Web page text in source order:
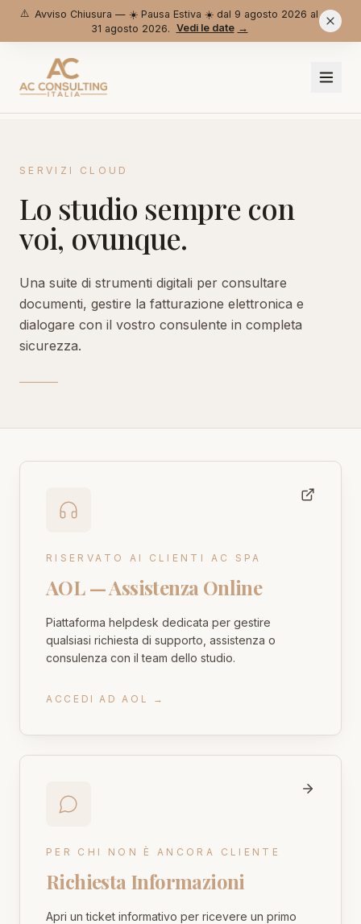
⚠️ Avviso Chiusura — ☀️ Pausa Estiva ☀️ dal 9 agosto 2026 al
31 agosto 2026. Vedi le date →
Tariffario
InfoAC
Stima imposte 2026
Documenti Necessari
Checklist e PDF promemoria
Controllo VIES UE in tempo reale
Aggiornamenti e novità
Guide
Documenti
Chi siamo
SERVIZI CLOUD
Lo studio sempre con
voi, ovunque.
Una suite di strumenti digitali per consultare
documenti, gestire la fatturazione elettronica e
dialogare con il vostro consulente in completa
sicurezza.
RISERVATO AI CLIENTI AC SPA
AOL — Assistenza Online
Piattaforma helpdesk dedicata per gestire
qualsiasi richiesta di supporto, assistenza o
consulenza con il team dello studio.
ACCEDI AD AOL →
PER CHI NON È ANCORA CLIENTE
Richiesta Informazioni
Apri un ticket informativo per ricevere un primo